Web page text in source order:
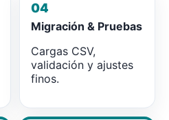
04
Migración & Pruebas
Cargas CSV,
validación y ajustes
finos.